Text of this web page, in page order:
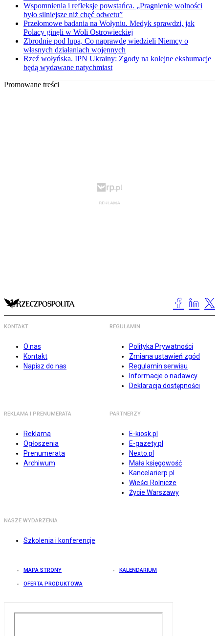
Wspomnienia i refleksje powstańca. „Pragnienie wolności
było silniejsze niż chęć odwetu”
Przełomowe badania na Wołyniu. Medyk sprawdzi, jak
Polacy ginęli w Woli Ostrowieckiej
Zbrodnie pod lupą. Co naprawdę wiedzieli Niemcy o
własnych działaniach wojennych
Rzeź wołyńska. IPN Ukrainy: Zgody na kolejne ekshumacje
będą wydawane natychmiast
Promowane treści
KONTAKT
O nas
Kontakt
Napisz do nas
REGULAMIN
Polityka Prywatności
Zmiana ustawień zgód
Regulamin serwisu
Informacje o nadawcy
Deklaracja dostępności
REKLAMA I PRENUMERATA
Reklama
Ogłoszenia
Prenumerata
Archiwum
PARTNERZY
E-kiosk.pl
E-gazety.pl
Nexto.pl
Mała księgowość
Kancelarierp.pl
Wieści Rolnicze
Życie Warszawy
NASZE WYDARZENIA
Szkolenia i konferencje
MAPA STRONY KALENDARIUM
OFERTA PRODUKTOWA